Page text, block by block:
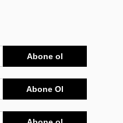
Abone ol
Abone Ol